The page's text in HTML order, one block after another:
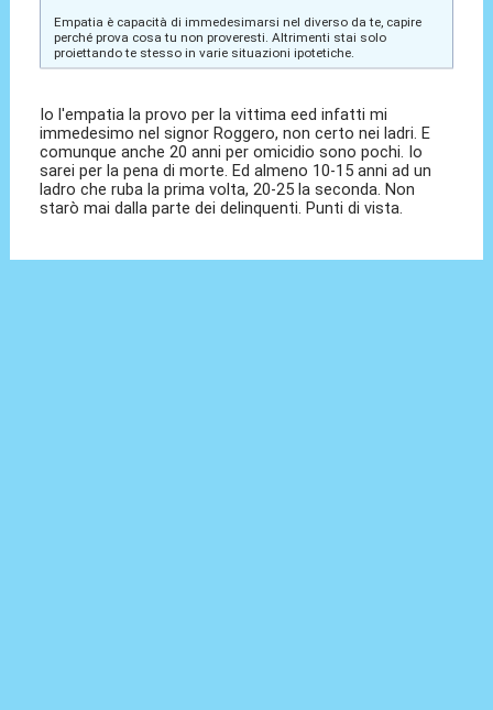
Empatia è capacità di immedesimarsi nel diverso da te, capire
perché prova cosa tu non proveresti. Altrimenti stai solo
proiettando te stesso in varie situazioni ipotetiche.
Io l'empatia la provo per la vittima eed infatti mi
immedesimo nel signor Roggero, non certo nei ladri. E
comunque anche 20 anni per omicidio sono pochi. Io
sarei per la pena di morte. Ed almeno 10-15 anni ad un
ladro che ruba la prima volta, 20-25 la seconda. Non
starò mai dalla parte dei delinquenti. Punti di vista.